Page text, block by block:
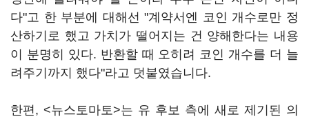
다"고 한 부분에 대해선 "계약서엔 코인 개수로만 정
산하기로 했고 가치가 떨어지는 건 양해한다는 내용
이 분명히 있다. 반환할 때 오히려 코인 개수를 더 늘
려주기까지 했다"라고 덧붙였습니다.
한편, <뉴스토마토>는 유 후보 측에 새로 제기된 의